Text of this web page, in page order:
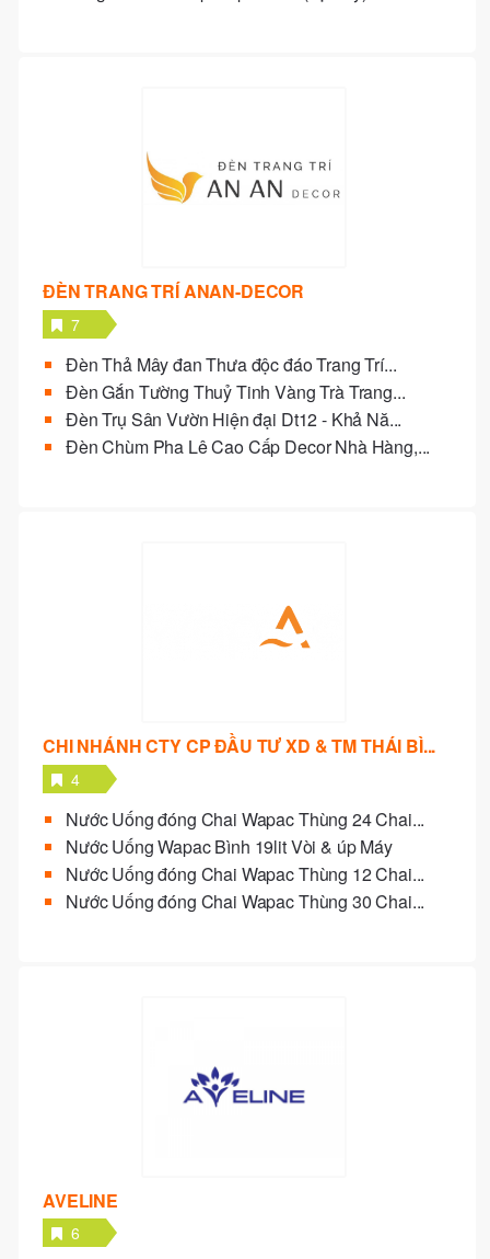
ĐÈN TRANG TRÍ ANAN-DECOR
7
Đèn Thả Mây đan Thưa độc đáo Trang Trí...
Đèn Gắn Tường Thuỷ Tinh Vàng Trà Trang...
Đèn Trụ Sân Vườn Hiện đại Dt12 - Khả Nă...
Đèn Chùm Pha Lê Cao Cấp Decor Nhà Hàng,...
CHI NHÁNH CTY CP ĐẦU TƯ XD & TM THÁI BÌ...
4
Nước Uống đóng Chai Wapac Thùng 24 Chai...
Nước Uống Wapac Bình 19lit Vòi & úp Máy
Nước Uống đóng Chai Wapac Thùng 12 Chai...
Nước Uống đóng Chai Wapac Thùng 30 Chai...
AVELINE
6